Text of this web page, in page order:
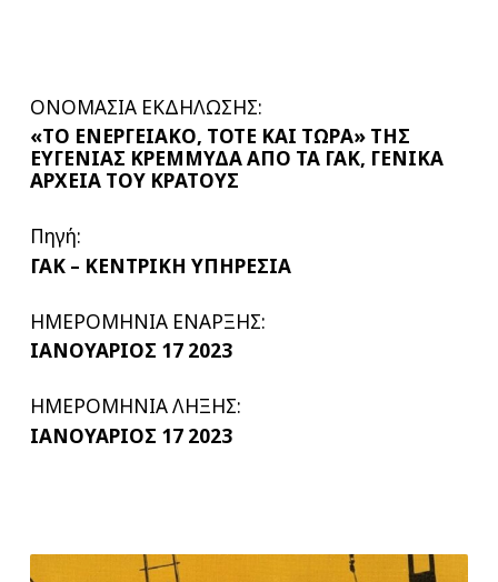
ΟΝΟΜΑΣΙΑ ΕΚΔΗΛΩΣΗΣ:
«ΤΟ ΕΝΕΡΓΕΙΑΚΟ, ΤΟΤΕ ΚΑΙ ΤΩΡΑ» ΤΗΣ
ΕΥΓΕΝΙΑΣ ΚΡΕΜΜΥΔΑ ΑΠΟ ΤΑ ΓΑΚ, ΓΕΝΙΚΑ
ΑΡΧΕΙΑ ΤΟΥ ΚΡΑΤΟΥΣ
Πηγή:
ΓΑΚ – ΚΕΝΤΡΙΚΗ ΥΠΗΡΕΣΙΑ
ΗΜΕΡΟΜΗΝΙΑ ΕΝΑΡΞΗΣ:
ΙΑΝΟΥΑΡΙΟΣ 17 2023
ΗΜΕΡΟΜΗΝΙΑ ΛΗΞΗΣ:
ΙΑΝΟΥΑΡΙΟΣ 17 2023